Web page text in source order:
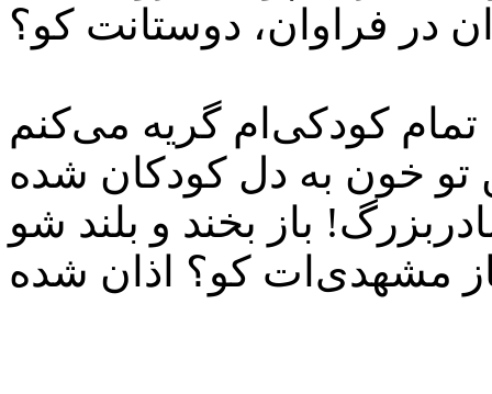
تمام کودکی‌ام گریه می‌کنم
تو خون به دل کودکان شده
باز بخند و بلند شو